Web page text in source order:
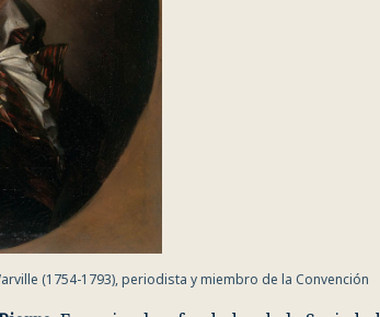
(1754-1793), periodista y miembro de la Convención